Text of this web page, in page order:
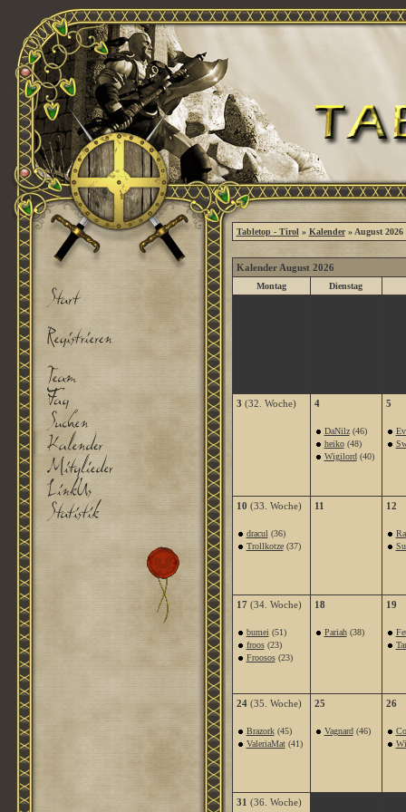
Tabletop - Tirol » Kalender» August 2026
Kalender August 2026
Montag Dienstag
3 (32. Woche) 4
DaNilz(46)
heiko(48)
Wigilord(40)
5
10 (33. Woche)
dracul (36)
Trollkotze(37)
11 12
17(34. Woche)
bumei (51)
froos(23)
Froosos(23)
18
Pariah(38)
19
24(35. Woche)
Brazork(45)
ValeriaMat(41)
25
Vagnard(46)
26
31 (36. Woche)